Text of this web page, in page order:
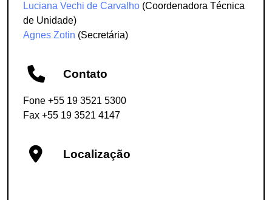
Luciana Vechi de Carvalho (Coordenadora Técnica
de Unidade)
Agnes Zotin (Secretária)
Contato
Fone +55 19 3521 5300
Fax +55 19 3521 4147
Localização